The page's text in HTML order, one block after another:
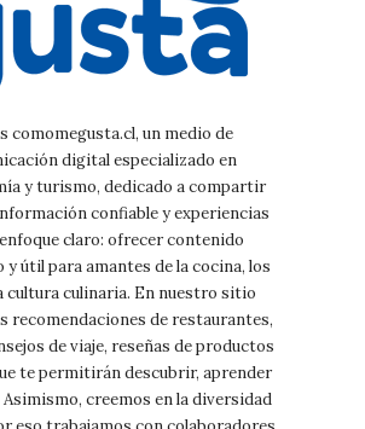
comomegusta.cl, un medio de
digital especializado en
y turismo, dedicado a compartir
confiable y experiencias
claro: ofrecer contenido
y útil para amantes de la cocina, los
cultura culinaria. En nuestro sitio
recomendaciones de restaurantes,
de viaje, reseñas de productos
te permitirán descubrir, aprender
creemos en la diversidad